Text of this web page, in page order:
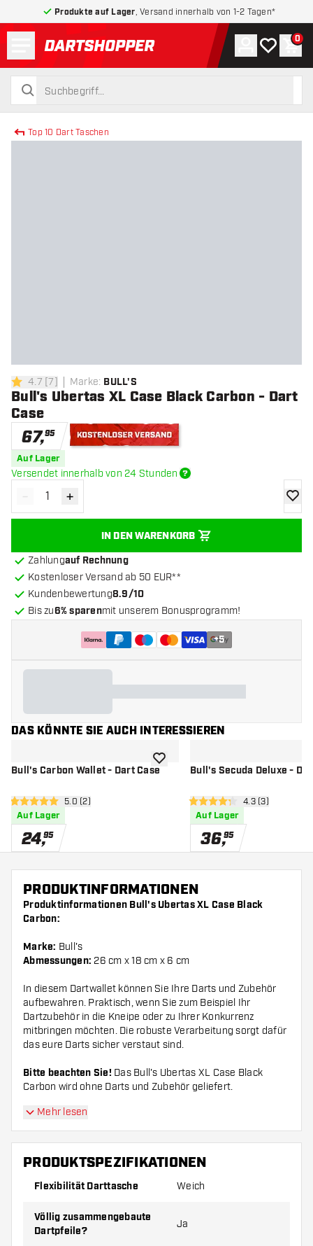
Produkte auf Lager , Versand innerhalb von 1-2 Tagen*
zurück zur Startseite
suchen
suchen
Konto
Meine 0
Top 10 Dart Taschen
4.7 Bewertungssterne
4.7 [7] Marke: BULL'S
Bull's Ubertas XL Case Black Carbon - Dart
Case
67,95
Auf Lager
Versendet innerhalb von 24 Stunden
Menge verringern
- Menge erhöhen
+
IN DEN WARENKORB
Zur
Zahlungauf Rechnung
Kostenloser Versand ab 50 EUR**
Kundenbewertung8.9/10
Bis zu6% sparenmit unserem Bonusprogramm!
+5
DAS KÖNNTE SIE AUCH INTERESSIEREN
Bull's Carbon Wallet - Dart Case
Bewertungsbereich öffnen
5 Bewertungssterne
5.0 (2)
Auf Lager
24,95
Zur Wunschliste hinzufügen
Bull's Secuda Deluxe -
4.3 Bewertungssterne
4.3 (3)
Auf Lager
36,95
PRODUKTINFORMATIONEN
Produktinformationen Bull's Ubertas XL Case Black
Carbon:
Marke: Bull's
Abmessungen: 26 cm x 18 cm x 6 cm
In diesem Dartwallet können Sie Ihre Darts und Zubehör
aufbewahren. Praktisch, wenn Sie zum Beispiel Ihr
Dartzubehör in die Kneipe oder zu Ihrer Konkurrenz
mitbringen möchten. Die robuste Verarbeitung sorgt dafür
das eure Darts sicher verstaut sind.
Bitte beachten Sie! Das Bull's Ubertas XL Case Black
Carbon wird ohne Darts und Zubehör geliefert.
Mehr lesen
PRODUKTSPEZIFIKATIONEN
Flexibilität Darttasche Weich
Völlig zusammengebaute
Dartpfeile?
Ja